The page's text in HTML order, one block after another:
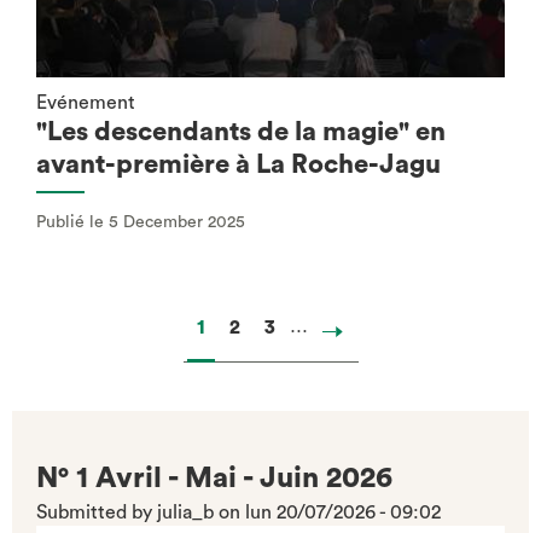
Evénement
"Les descendants de la magie" en
avant-première à La Roche-Jagu
Publié le 5 December 2025
Page
1 Page
2 Page
3 …
Next
N° 1 Avril - Mai - Juin 2026
Submitted by julia_b on lun 20/07/2026 - 09:02